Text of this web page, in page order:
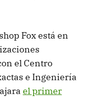
Fox está en
el Centro
e Ingeniería
el primer